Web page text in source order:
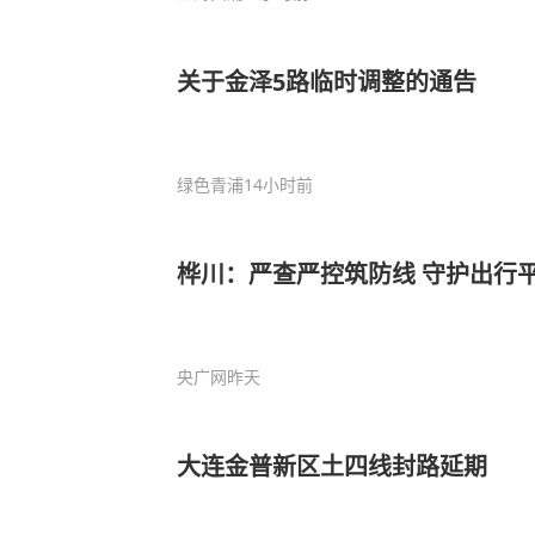
关于金泽5路临时调整的通告
绿色青浦14小时前
桦川：严查严控筑防线 守护出行
央广网昨天
大连金普新区土四线封路延期